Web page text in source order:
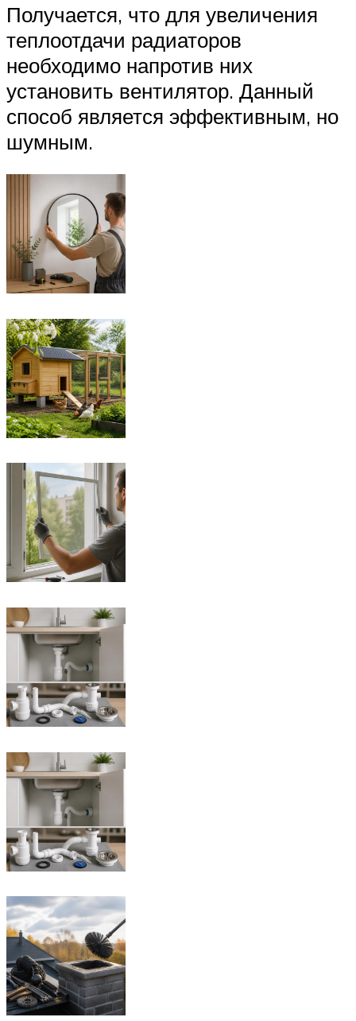
Получается, что для увеличения
теплоотдачи радиаторов
необходимо напротив них
установить вентилятор. Данный
способ является эффективным, но
шумным.